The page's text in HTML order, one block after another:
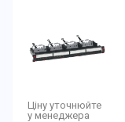
Ціну уточнюйте
у менеджера